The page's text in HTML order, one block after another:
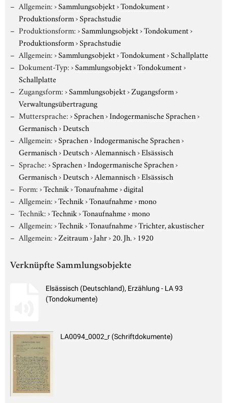
Allgemein:›Sammlungsobjekt›Tondokument›
Produktionsform›Sprachstudie
Produktionsform:›Sammlungsobjekt›Tondokument›
Produktionsform›Sprachstudie
Allgemein:›Sammlungsobjekt›Tondokument›Schallplatte
Dokument-Typ:›Sammlungsobjekt›Tondokument›
Schallplatte
Zugangsform:›Sammlungsobjekt›Zugangsform›
Verwaltungsübertragung
Muttersprache:›Sprachen›Indogermanische Sprachen›
Germanisch›Deutsch
Allgemein:›Sprachen›Indogermanische Sprachen›
Germanisch›Deutsch›Alemannisch›Elsässisch
Sprache:›Sprachen›Indogermanische Sprachen›
Germanisch›Deutsch›Alemannisch›Elsässisch
Form:›Technik›Tonaufnahme›digital
Allgemein:›Technik›Tonaufnahme›mono
Technik:›Technik›Tonaufnahme›mono
Allgemein:›Technik›Tonaufnahme›Trichter, akustischer
Allgemein:›Zeitraum›Jahr›20. Jh.› 1920
Verknüpfte Sammlungsobjekte
Elsässisch (Deutschland), Erzählung - LA 93
(Tondokumente)
LA0094_0002_r (Schriftdokumente)